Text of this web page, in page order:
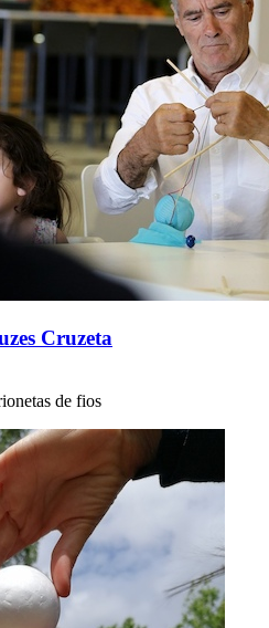
Cruzeta
de fios